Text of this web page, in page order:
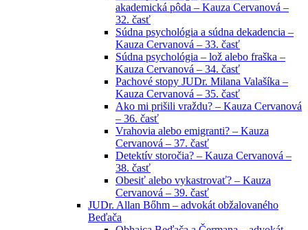
akademická pôda – Kauza Cervanová –
32. časť
Súdna psychológia a súdna dekadencia –
Kauza Cervanová – 33. časť
Súdna psychológia – lož alebo fraška –
Kauza Cervanová – 34. časť
Pachové stopy JUDr. Milana Valašíka –
Kauza Cervanová – 35. časť
Ako mi prišili vraždu? – Kauza Cervanová
– 36. časť
Vrahovia alebo emigranti? – Kauza
Cervanová – 37. časť
Detektív storočia? – Kauza Cervanová –
38. časť
Obesiť alebo vykastrovať? – Kauza
Cervanová – 39. časť
JUDr. Allan Bőhm – advokát obžalovaného
Beďača